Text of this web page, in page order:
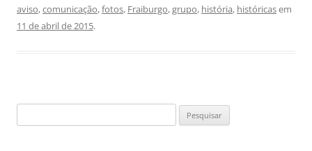
aviso,comunicação,fotos, Fraiburgo,grupo, história, históricasem
11 de abril de 2015.
por: